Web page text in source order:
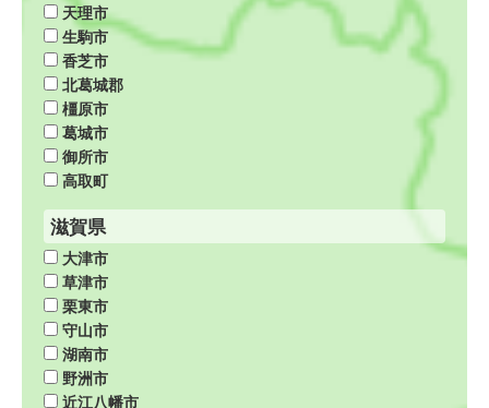
天理市
生駒市
香芝市
北葛城郡
橿原市
葛城市
御所市
高取町
滋賀県
大津市
草津市
栗東市
守山市
湖南市
野洲市
近江八幡市